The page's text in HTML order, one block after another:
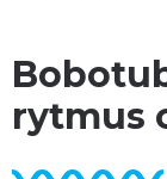
rytmus